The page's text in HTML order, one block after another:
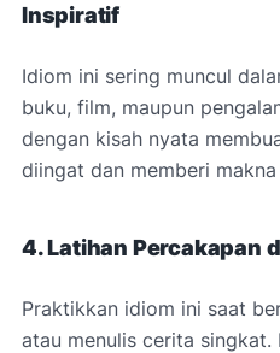
Inspiratif
Idiom ini sering muncul
buku, film, maupun
dengan kisah nyata
diingat dan memberi
4. Latihan Percakapan
Praktikkan idiom ini saat
atau menulis cerita singkat.